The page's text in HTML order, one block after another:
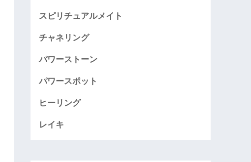
スピリチュアルメイト
チャネリング
パワーストーン
パワースポット
ヒーリング
レイキ